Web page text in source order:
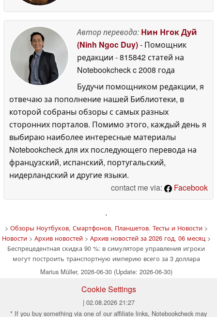
Автор перевода: Нин Нгок Дуй
(Ninh Ngoc Duy)- Помощник
редакции - 815842 статей на
Notebookcheckc 2008 года
Будучи помощником редакции, я
отвечаю за пополнение нашей Библиотеки, в
которой собраны обзоры с самых разных
сторонних порталов. Помимо этого, каждый день я
выбираю наиболее интересные материалы
Notebookcheck для их последующего перевода на
французский, испанский, португальский,
нидерландский и другие языки.
contact me via:
Facebook
'
> Обзоры Ноутбуков, Смартфонов, Планшетов. Тесты и Новости>
Новости> Архив новостей> Архив новостей за 2026 год, 06 месяц>
Беспрецедентная скидка 90 %: в симуляторе управления игроки
могут построить транспортную империю всего за 3 доллара
Marius Müller, 2026-06-30 (Update: 2026-06-30)
Cookie Settings
| 02.08.2026 21:27
* If you buy something via one of our affiliate links, Notebookcheck may